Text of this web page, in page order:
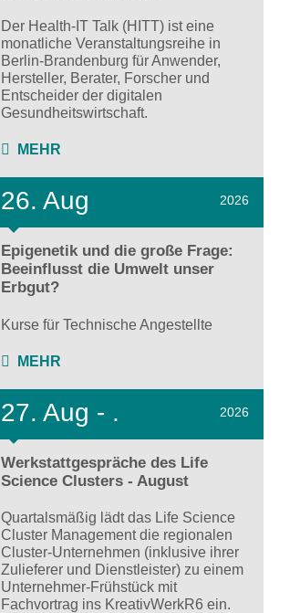
Der Health-IT Talk (HITT) ist eine
monatliche Veranstaltungsreihe in
Berlin-Brandenburg für Anwender,
Hersteller, Berater, Forscher und
Entscheider der digitalen
Gesundheitswirtschaft.
MEHR
26. Aug 2026
Epigenetik und die große Frage:
Beeinflusst die Umwelt unser
Erbgut?
Kurse für Technische Angestellte
MEHR
27. Aug - . 2026
Werkstattgespräche des Life
Science Clusters - August
Quartalsmäßig lädt das Life Science
Cluster Management die regionalen
Cluster-Unternehmen (inklusive ihrer
Zulieferer und Dienstleister) zu einem
Unternehmer-Frühstück mit
Fachvortrag ins KreativWerkR6 ein.